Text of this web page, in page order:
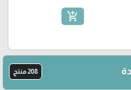
add_shopping_cart
208 منتج